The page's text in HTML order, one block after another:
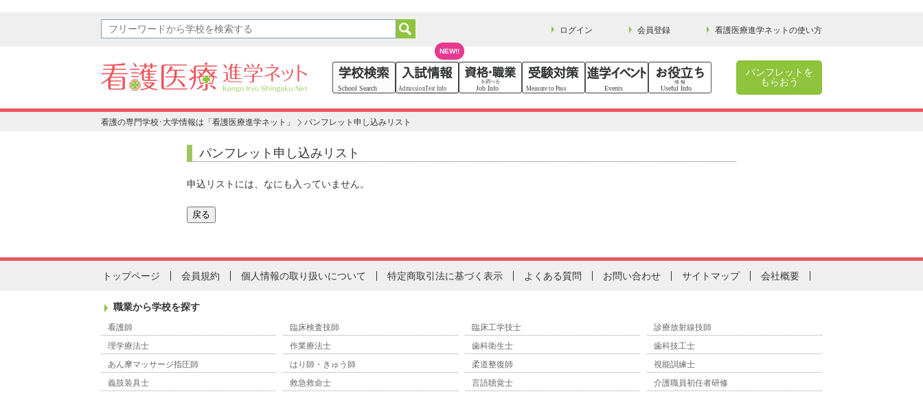
ログイン 会員登録 看護医療進学ネットの使い方
NEW!!
パンフレットを
もらおう
看護の専門学校･大学情報は「看護医療進学ネット」 パンフレット申し込みリスト
パンフレット申し込みリスト
申込リストには、なにも入っていません。
トップページ 会員規約 個人情報の取り扱いについて 特定商取引法に基づく表示 よくある質問 お問い合わせ サイトマップ 会社概要
職業から学校を探す
看護師 臨床検査技師 臨床工学技士
診療放射線技師
理学療法士
作業療法士 歯科衛生士
歯科技工士
あん摩マッサージ指圧師
はり師・きゅう師 柔道整復師
視能訓練士
義肢装具士
救急救命士 言語聴覚士
介護職員初任者研修